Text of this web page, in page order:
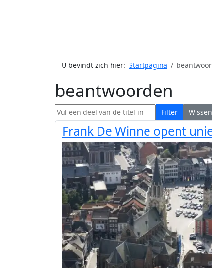
U bevindt zich hier: Startpagina
beantwoorden
Vul een deel van de titel in Filter Wissen
Frank De Winne opent